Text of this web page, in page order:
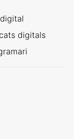
digitals